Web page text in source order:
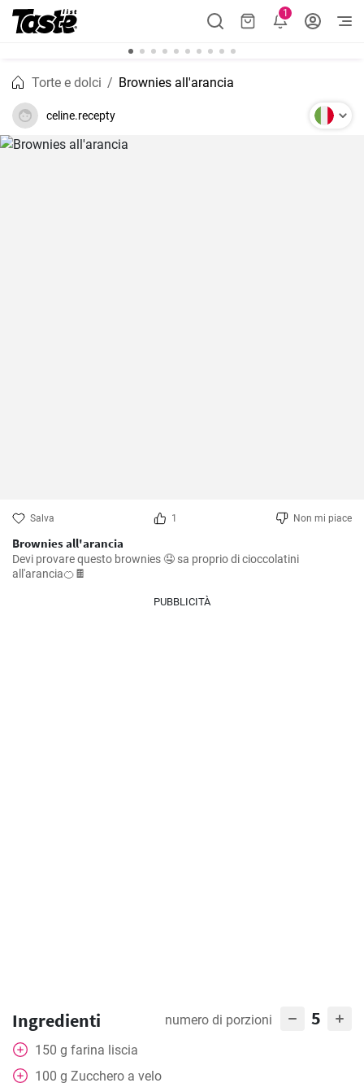
1
Torte e dolci Brownies all'arancia
celine.recepty
Salva 1 Non mi piace
Brownies all'arancia
Devi provare questo brownies 🤤 sa proprio di cioccolatini
all'arancia🍊🍫
PUBBLICITÀ
Ingredienti numero di porzioni 5
150 g farina liscia
100 g Zucchero a velo